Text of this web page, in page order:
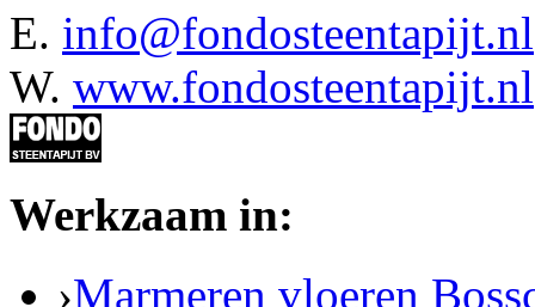
E. info@fondosteentapijt.nl
W. www.fondosteentapijt.nl
Werkzaam in:
›Marmeren vloeren